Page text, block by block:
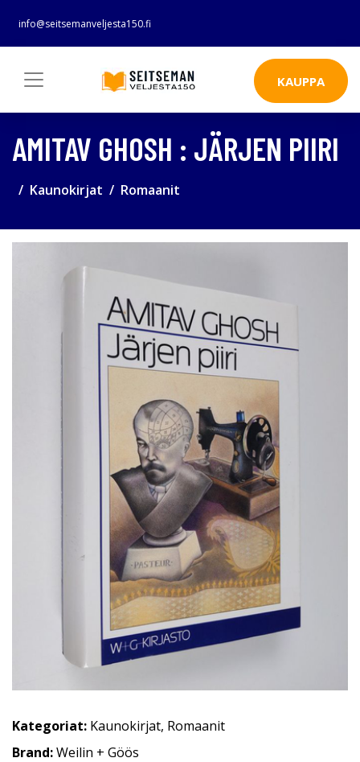
info@seitsemanveljesta150.fi
KAUPPA
AMITAV GHOSH : JÄRJEN PIIRI
Kaunokirjat Romaanit
Kategoriat: Kaunokirjat, Romaanit
Brand:Weilin + Göös